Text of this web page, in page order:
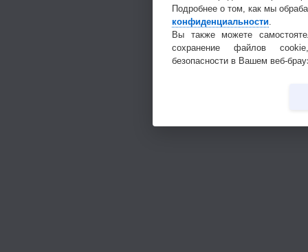
Подробнее о том, как мы
конфиденциальности.
Вы также можете
сохранение файлов
безопасности в Вашем веб-